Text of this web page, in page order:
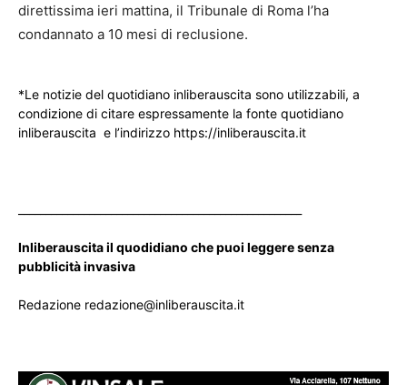
direttissima ieri mattina, il Tribunale di Roma l’ha
condannato a 10 mesi di reclusione.
*Le notizie del quotidiano inliberauscita sono utilizzabili, a
condizione di citare espressamente la fonte quotidiano
inliberauscita e l’indirizzo https://inliberauscita.it
Inliberauscita il quodidiano che puoi leggere senza
pubblicità invasiva
Redazione redazione@inliberauscita.it